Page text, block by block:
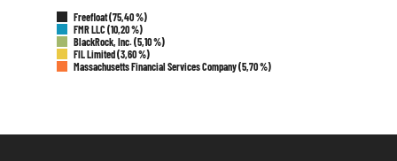
Freefloat (75,40 %)
FMR LLC (10,20 %)
BlackRock, Inc. (5,10 %)
FIL Limited (3,60 %)
Massachusetts Financial Services Company (5,70 %)